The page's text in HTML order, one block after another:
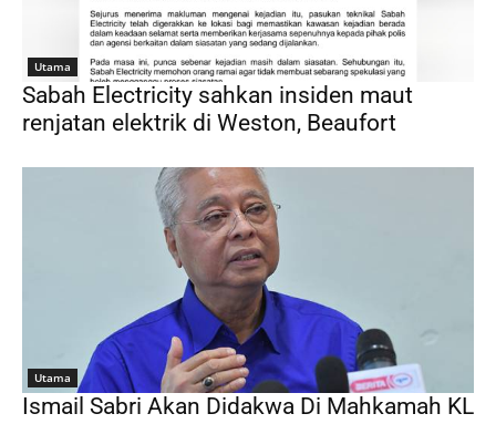
Utama
Sabah Electricity sahkan insiden maut
renjatan elektrik di Weston, Beaufort
Utama
Ismail Sabri Akan Didakwa Di Mahkamah KL